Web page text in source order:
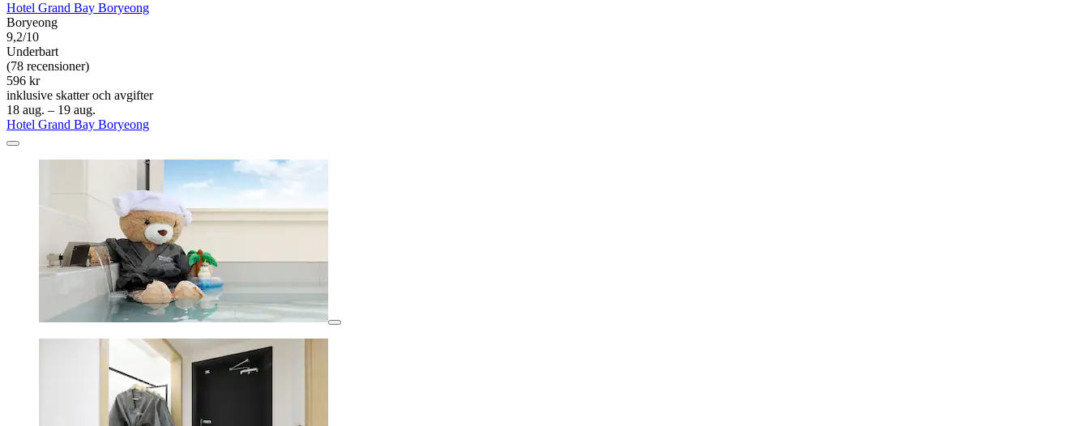
Hotel Grand Bay Boryeong
Boryeong
9,2/10
Underbart
(78 recensioner)
596 kr
inklusive skatter och avgifter
18 aug. – 19 aug.
Hotel Grand Bay Boryeong